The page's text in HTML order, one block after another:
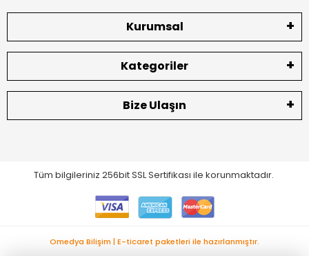
Kurumsal
Kategoriler
Bize Ulaşın
Tüm bilgileriniz 256bit SSL Sertifikası ile korunmaktadır.
Omedya Bilişim | E-ticaret paketleri ile hazırlanmıştır.